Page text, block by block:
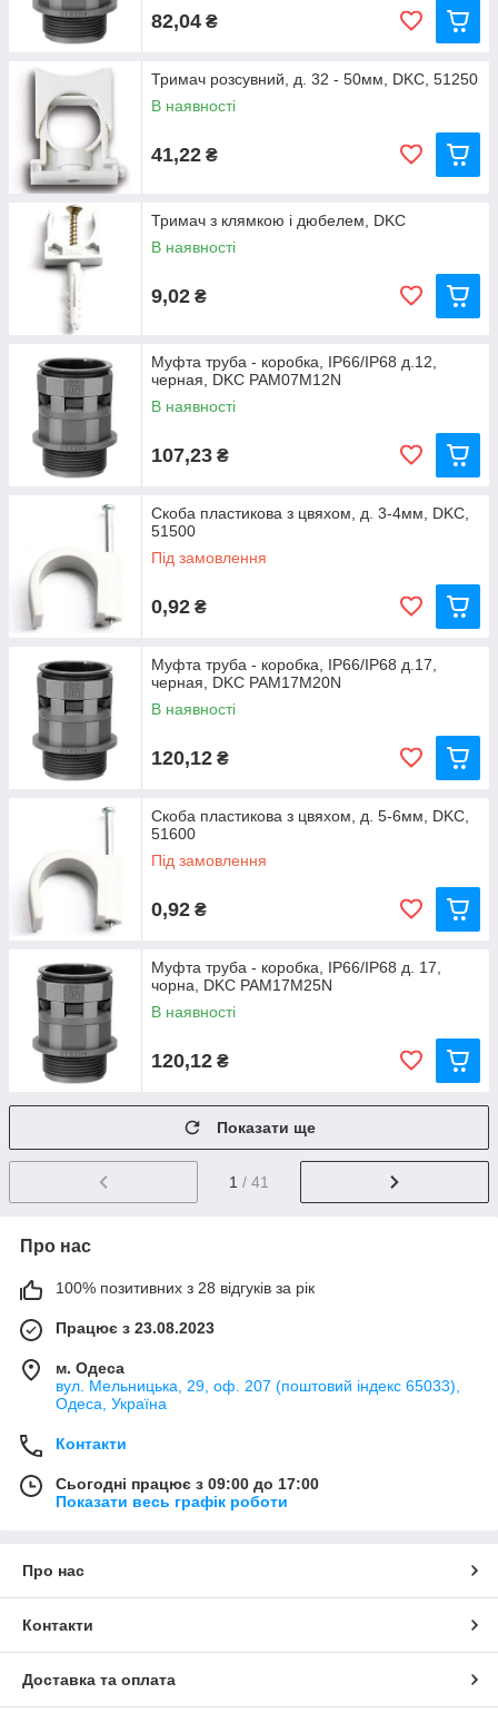
82,04 ₴
Тримач розсувний, д. 32 - 50мм, DKC, 51250
В наявності
41,22 ₴
Тримач з клямкою і дюбелем, DKC
В наявності
9,02 ₴
Муфта труба - коробка, IP66/IP68 д.12,
черная, DKC PAM07M12N
В наявності
107,23 ₴
Скоба пластикова з цвяхом, д. 3-4мм, DKC,
51500
Під замовлення
0,92 ₴
Муфта труба - коробка, IP66/IP68 д.17,
черная, DKC PAM17M20N
В наявності
120,12 ₴
Скоба пластикова з цвяхом, д. 5-6мм, DKC,
51600
Під замовлення
0,92 ₴
Муфта труба - коробка, IP66/IP68 д. 17,
чорна, DKC PAM17M25N
В наявності
120,12 ₴
Показати ще
1 / 41
Про нас
100% позитивних з 28 відгуків за рік
Працює з 23.08.2023
м. Одеса
вул. Мельницька, 29, оф. 207 (поштовий індекс 65033),
Одеса, Україна
Контакти
Сьогодні працює з 09:00 до 17:00
Показати весь графік роботи
Про нас
Контакти
Доставка та оплата